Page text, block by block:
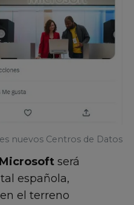
nuevos Centros de Datos
Microsoft será
española,
el terreno